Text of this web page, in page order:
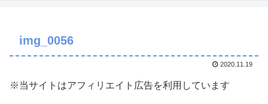
img_0056
2020.11.19
※当サイトはアフィリエイト広告を利用しています